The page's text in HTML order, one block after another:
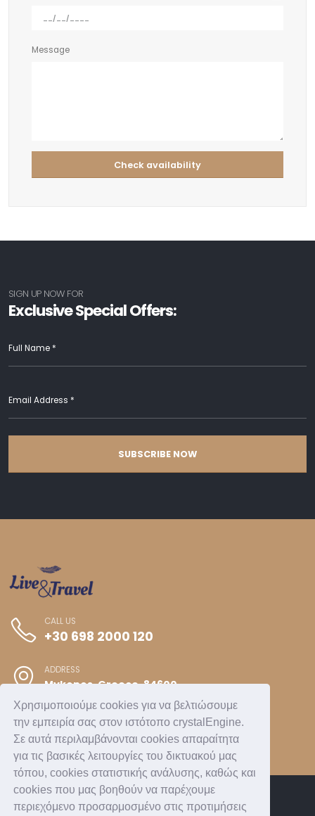
Χρησιμοποιούμε cookies για να βελτιώσουμε
την εμπειρία σας στον ιστότοπο crystalEngine.
Σε αυτά περιλαμβάνονται cookies απαραίτητα
για τις βασικές λειτουργίες του δικτυακού μας
τόπου, cookies στατιστικής ανάλυσης, καθώς και
cookies που μας βοηθούν να παρέχουμε
περιεχόμενο προσαρμοσμένο στις προτιμήσεις
Message
SIGN UP NOW FOR
Exclusive Special Offers:
SUBSCRIBE NOW
CALL US
+30 698 2000 120
ADDRESS
Mykonos, Greece, 84600
ACCOMMODATION CONCIERGE SERVICES